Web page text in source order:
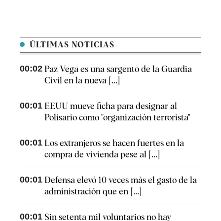
ÚLTIMAS NOTICIAS
00:02 Paz Vega es una sargento de la Guardia
Civil en la nueva [...]
00:01 EEUU mueve ficha para designar al
Polisario como "organización terrorista"
00:01 Los extranjeros se hacen fuertes en la
compra de vivienda pese al [...]
00:01 Defensa elevó 10 veces más el gasto de la
administración que en [...]
00:01 Sin setenta mil voluntarios no hay